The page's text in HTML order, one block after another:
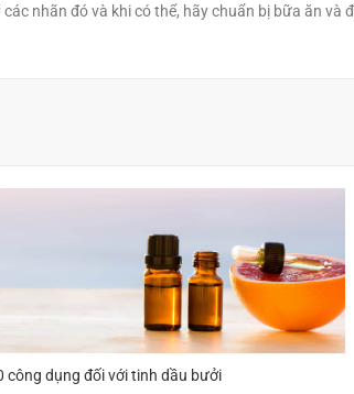
nhãn đó và khi có thể, hãy chuẩn bị bữa ăn và
công dụng đối với tinh dầu bưởi